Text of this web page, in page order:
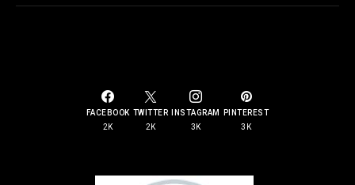
FACEBOOK
2K
TWITTER
2K
INSTAGRAM
3K
PINTEREST
3K